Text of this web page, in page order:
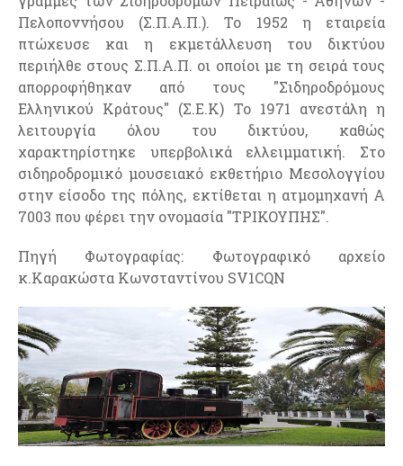
Πελοποννήσου (Σ.Π.Α.Π.). Το 1952 η εταιρεία
πτώχευσε και η εκμετάλλευση του δικτύου
περιήλθε στους Σ.Π.Α.Π. οι οποίοι με τη σειρά τους
απορροφήθηκαν από τους "Σιδηροδρόμους
Ελληνικού Κράτους" (Σ.Ε.Κ) Το 1971 ανεστάλη η
λειτουργία όλου του δικτύου, καθώς
χαρακτηρίστηκε υπερβολικά ελλειμματική. Στο
σιδηροδρομικό μουσειακό εκθετήριο Μεσολογγίου
στην είσοδο της πόλης, εκτίθεται η ατμομηχανή Α
7003 που φέρει την ονομασία "ΤΡΙΚΟΥΠΗΣ".
Πηγή Φωτογραφίας: Φωτογραφικό αρχείο
κ.Καρακώστα Κωνσταντίνου SV1CQN